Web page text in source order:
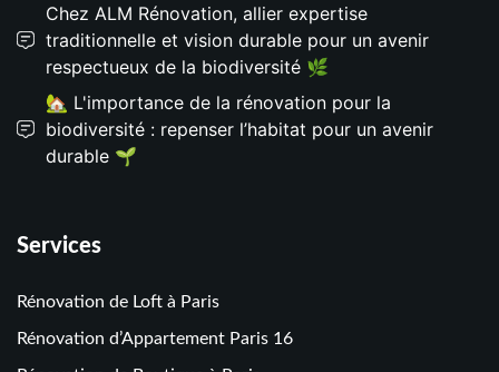
Chez ALM Rénovation, allier expertise
traditionnelle et vision durable pour un avenir
respectueux de la biodiversité 🌿
🏡 L'importance de la rénovation pour la
biodiversité : repenser l’habitat pour un avenir
durable 🌱
Services
Rénovation de Loft à Paris
Rénovation d’Appartement Paris 16